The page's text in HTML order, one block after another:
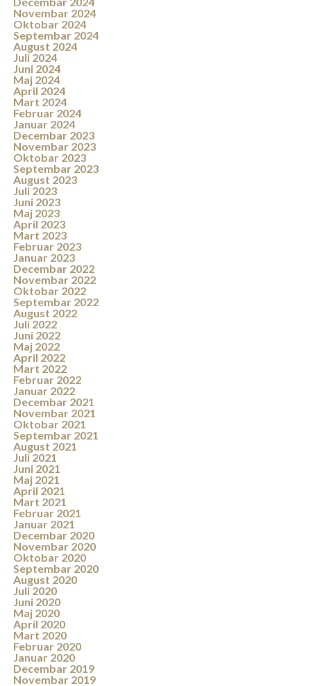
Novembar 2024
Oktobar 2024
Septembar 2024
August 2024
Juli 2024
Juni 2024
Maj 2024
April 2024
Mart 2024
Februar 2024
Januar 2024
Decembar 2023
Novembar 2023
Oktobar 2023
Septembar 2023
August 2023
Juli 2023
Juni 2023
Maj 2023
April 2023
Mart 2023
Februar 2023
Januar 2023
Decembar 2022
Novembar 2022
Oktobar 2022
Septembar 2022
August 2022
Juli 2022
Juni 2022
Maj 2022
April 2022
Mart 2022
Februar 2022
Januar 2022
Decembar 2021
Novembar 2021
Oktobar 2021
Septembar 2021
August 2021
Juli 2021
Juni 2021
Maj 2021
April 2021
Mart 2021
Februar 2021
Januar 2021
Decembar 2020
Novembar 2020
Oktobar 2020
Septembar 2020
August 2020
Juli 2020
Juni 2020
Maj 2020
April 2020
Mart 2020
Februar 2020
Januar 2020
Decembar 2019
Novembar 2019